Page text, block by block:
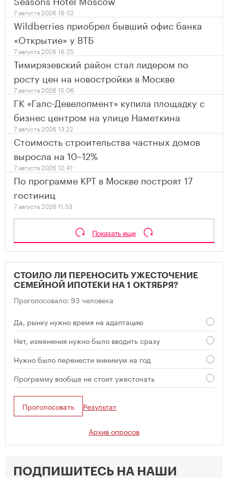
7 августа 2026 16:52
Wildberries приобрел бывший офис банка
«Открытие» у ВТБ
7 августа 2026 16:25
Тимирязевский район стал лидером по
росту цен на новостройки в Москве
7 августа 2026 15:06
ГК «Галс-Девелопмент» купила площадку с
бизнес центром на улице Наметкина
7 августа 2026 13:22
Стоимость строительства частных домов
выросла на 10–12%
7 августа 2026 12:41
По программе КРТ в Москве построят 17
гостиниц
7 августа 2026 11:53
Показать еще
СТОИЛО ЛИ ПЕРЕНОСИТЬ УЖЕСТОЧЕНИЕ
СЕМЕЙНОЙ ИПОТЕКИ НА 1 ОКТЯБРЯ?
Проголосовало: 93 человека
Да, рынку нужно время на адаптацию
Нет, изменения нужно было вводить сразу
Нужно было перенести минимум на год
Программу вообще не стоит ужесточать
Проголосовать Результат
Архив опросов
ПОДПИШИТЕСЬ НА НАШИ